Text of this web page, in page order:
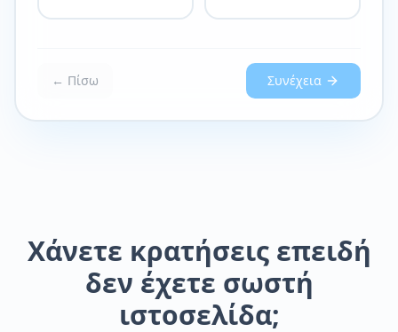
← Πίσω Συνέχεια
Χάνετε κρατήσεις επειδή
δεν έχετε σωστή
ιστοσελίδα;